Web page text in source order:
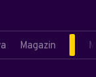
Magazin